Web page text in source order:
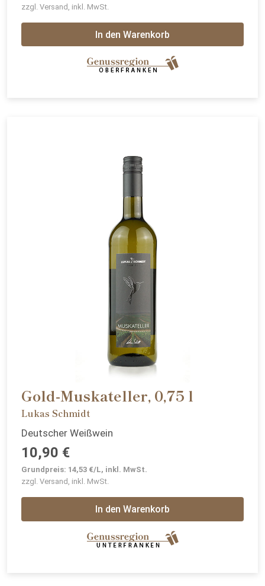
zzgl. Versand, inkl. MwSt.
In den Warenkorb
Gold-Muskateller, 0,75 l
Lukas Schmidt
Deutscher Weißwein
10,90 €
Grundpreis: 14,53 €/L, inkl. MwSt.
zzgl. Versand, inkl. MwSt.
In den Warenkorb